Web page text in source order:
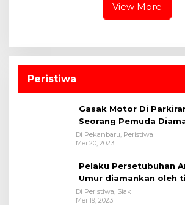
View More
Peristiwa
Gasak Motor Di
Seorang Pemuda
Bukit Raya
Di Pekanbaru, Peristiwa
Mei 20, 2023
Pelaku Persetubuhan
Umur diamankan oleh
Polsek Tualang-Polres
Di Peristiwa, Siak
Mei 19, 2023